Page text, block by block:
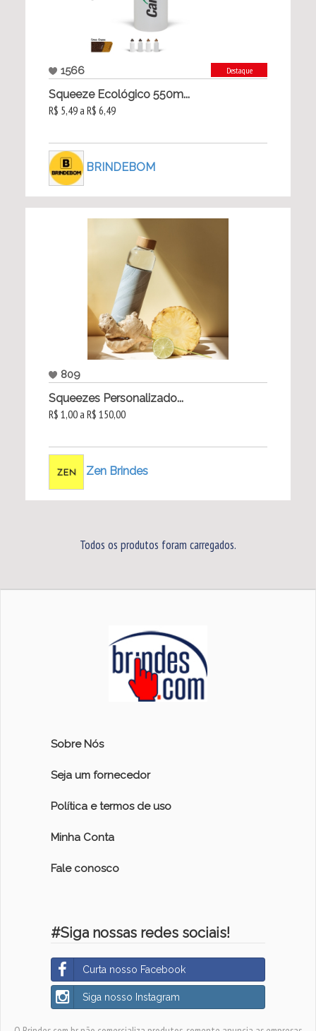
1566 Destaque
Squeeze Ecológico 550m...
R$ 5,49 a R$ 6,49
BRINDEBOM
809
Squeezes Personalizado...
R$ 1,00 a R$ 150,00
Zen Brindes
Todos os produtos foram carregados.
Sobre Nós
Seja um fornecedor
Política e termos de uso
Minha Conta
Fale conosco
#Siga nossas redes sociais!
Curta nosso Facebook
Siga nosso Instagram